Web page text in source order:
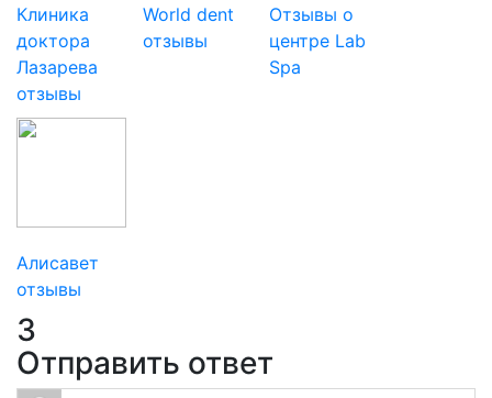
Клиника
доктора
Лазарева
отзывы
World dent
отзывы
Отзывы о
центре Lab
Spa
Алисавет
отзывы
3
Отправить ответ